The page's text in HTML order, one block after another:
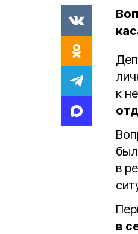
к
в
в